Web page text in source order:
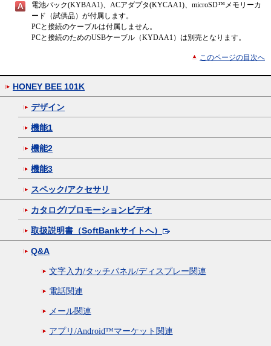
電池パック(KYBAA1)、ACアダプタ(KYCAA1)、microSD™メモリーカ
ード（試供品）が付属します。
PCと接続のケーブルは付属しません。
PCと接続のためのUSBケーブル（KYDAA1）は別売となります。
このページの目次へ
HONEY BEE 101K
デザイン
機能1
機能2
機能3
スペック/アクセサリ
カタログ/プロモーションビデオ
取扱説明書（SoftBankサイトへ）
Q&A
文字入力/タッチパネル/ディスプレー関連
電話関連
メール関連
アプリ/Android™マーケット関連